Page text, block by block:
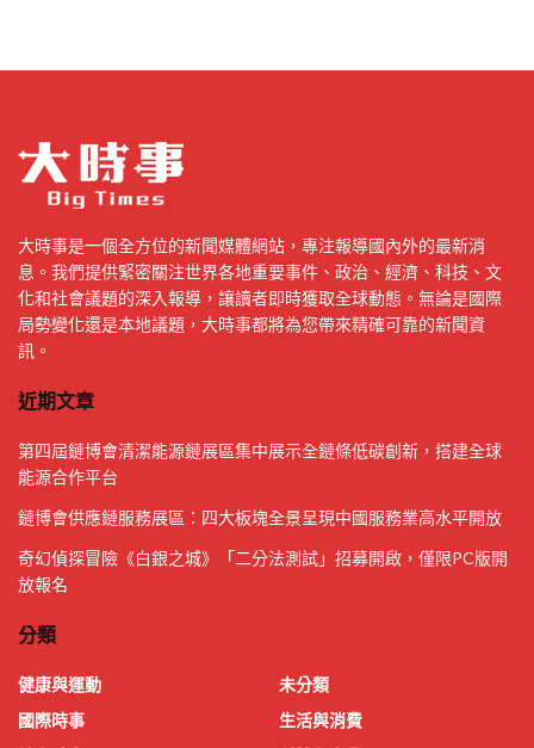
大時事是一個全方位的新聞媒體網站，專注報導國內外的最新消
息。我們提供緊密關注世界各地重要事件、政治、經濟、科技、文
化和社會議題的深入報導，讓讀者即時獲取全球動態。無論是國際
局勢變化還是本地議題，大時事都將為您帶來精確可靠的新聞資
訊。
近期文章
第四屆鏈博會清潔能源鏈展區集中展示全鏈條低碳創新，搭建全球
能源合作平台
鏈博會供應鏈服務展區：四大板塊全景呈現中國服務業高水平開放
奇幻偵探冒險《白銀之城》「二分法測試」招募開啟，僅限PC版開
放報名
分類
健康與運動
國際時事
未分類
生活與消費